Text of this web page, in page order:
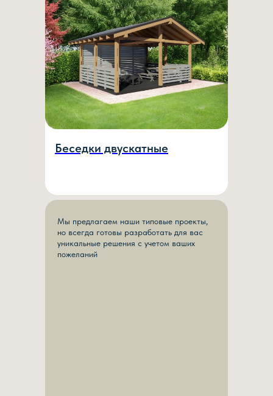
Беседки двускатные
ИНДИВИДУАЛЬНЫЙ
ДИЗАЙН
Мы предлагаем наши типовые проекты,
но всегда готовы разработать для вас
уникальные решения с учетом ваших
пожеланий